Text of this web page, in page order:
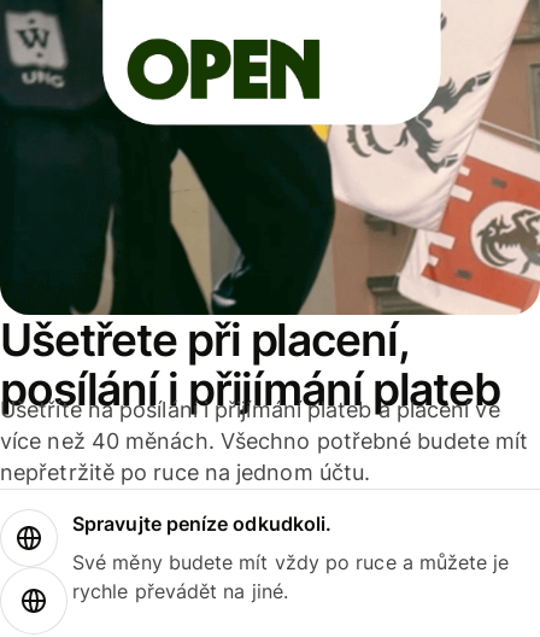
Ušetřete při placení,
posílání i přijímání plateb
Ušetříte na posílání i přijímání plateb a placení ve
více než 40 měnách. Všechno potřebné budete mít
nepřetržitě po ruce na jednom účtu.
Spravujte peníze odkudkoli.
Své měny budete mít vždy po ruce a můžete je
rychle převádět na jiné.